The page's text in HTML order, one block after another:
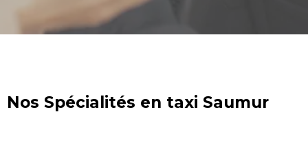
Nos Spécialités en taxi Saumur